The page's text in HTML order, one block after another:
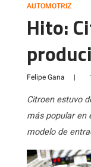
AUTOMOTRIZ
Hito:
Felipe Gana |
Citroen estuvo
más popular en
modelo de